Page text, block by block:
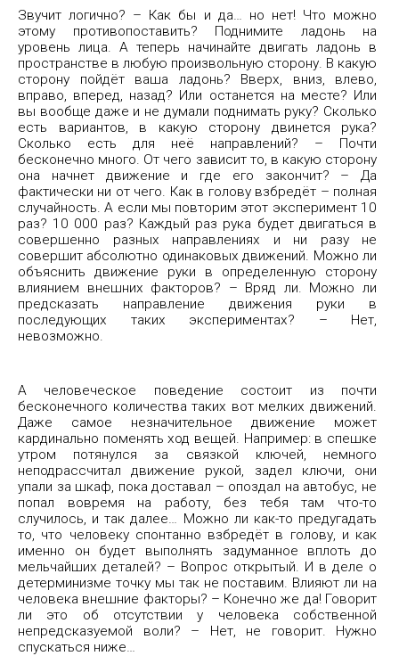
Звучит логично? – Как бы и да… но нет! Что можно
этому противопоставить? Поднимите ладонь на
уровень лица. А теперь начинайте двигать ладонь в
пространстве в любую произвольную сторону. В какую
сторону пойдёт ваша ладонь? Вверх, вниз, влево,
вправо, вперед, назад? Или останется на месте? Или
вы вообще даже и не думали поднимать руку? Сколько
есть вариантов, в какую сторону двинется рука?
Сколько есть для неё направлений? – Почти
бесконечно много. От чего зависит то, в какую сторону
она начнет движение и где его закончит? – Да
фактически ни от чего. Как в голову взбредёт – полная
случайность. А если мы повторим этот эксперимент 10
раз? 10 000 раз? Каждый раз рука будет двигаться в
совершенно разных направлениях и ни разу не
совершит абсолютно одинаковых движений. Можно ли
объяснить движение руки в определенную сторону
влиянием внешних факторов? – Вряд ли. Можно ли
предсказать направление движения руки в
последующих таких экспериментах? – Нет,
невозможно.
А человеческое поведение состоит из почти
бесконечного количества таких вот мелких движений.
Даже самое незначительное движение может
кардинально поменять ход вещей. Например: в спешке
утром потянулся за связкой ключей, немного
неподрассчитал движение рукой, задел ключи, они
упали за шкаф, пока доставал – опоздал на автобус, не
попал вовремя на работу, без тебя там что-то
случилось, и так далее… Можно ли как-то предугадать
то, что человеку спонтанно взбредёт в голову, и как
именно он будет выполнять задуманное вплоть до
мельчайших деталей? – Вопрос открытый. И в деле о
детерминизме точку мы так не поставим. Влияют ли на
человека внешние факторы? – Конечно же да! Говорит
ли это об отсутствии у человека собственной
непредсказуемой воли? – Нет, не говорит. Нужно
спускаться ниже…